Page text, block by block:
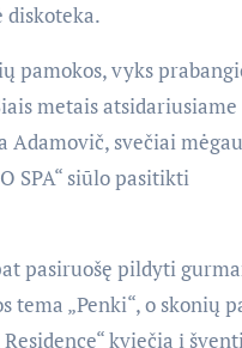
diskoteka.
pamokos, vyks
metais atsidariusiame
Adamovič, svečiai
SPA“ siūlo pasitikti
pasiruošę pildyti
tema „Penki“, o skonių
kviečia į